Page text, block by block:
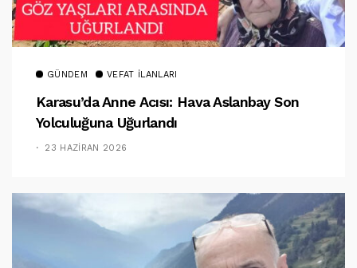
GÜNDEM VEFAT İLANLARI
Karasu’da Anne Acısı: Hava Aslanbay Son
Yolculuğuna Uğurlandı
23 HAZIRAN 2026